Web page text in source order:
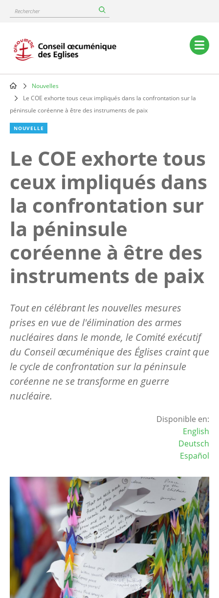
content
Rechercher
Main
navigation
Breadcrumb
Nouvelles
Le COE exhorte tous ceux impliqués dans la confrontation sur la
péninsule coréenne à être des instruments de paix
NOUVELLE
Le COE exhorte tous
ceux impliqués dans
la confrontation sur
la péninsule
coréenne à être des
instruments de paix
Tout en célébrant les nouvelles mesures
prises en vue de l'élimination des armes
nucléaires dans le monde, le Comité exécutif
du Conseil œcuménique des Églises craint que
le cycle de confrontation sur la péninsule
coréenne ne se transforme en guerre
nucléaire.
Disponible en:
English
Deutsch
Español
Image